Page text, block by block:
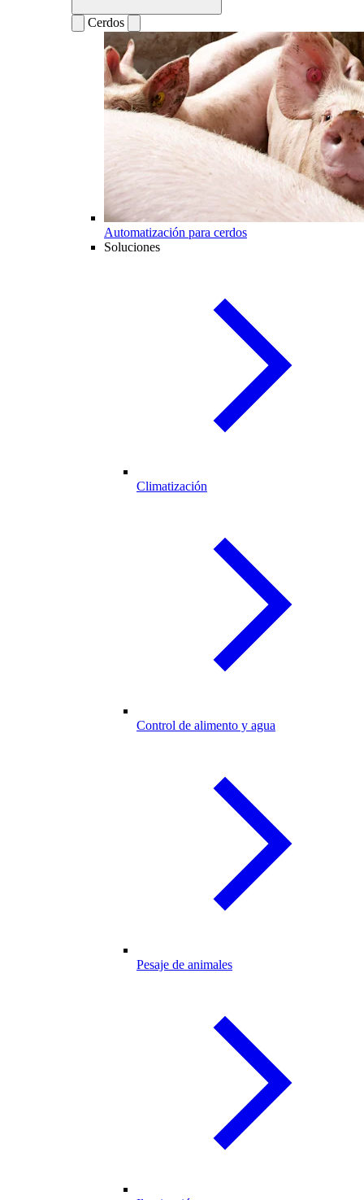
Cerdos
Automatización para cerdos
Soluciones
Climatización
Control de alimento y agua
Pesaje de animales